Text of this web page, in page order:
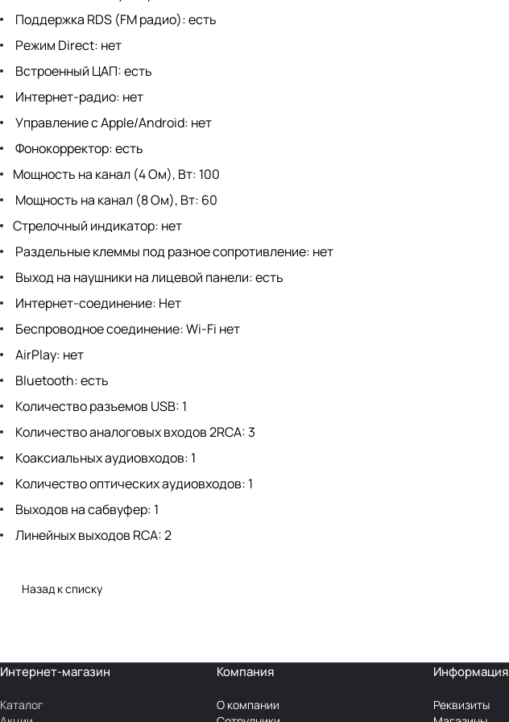
Поддержка RDS (FM радио): есть
Режим Direct: нет
Встроенный ЦАП: есть
Интернет-радио: нет
Управление с Apple/Android: нет
Фонокорректор: есть
Мощность на канал (4 Ом), Вт: 100
Мощность на канал (8 Ом), Вт: 60
Стрелочный индикатор: нет
Раздельные клеммы под разное сопротивление: нет
Выход на наушники на лицевой панели: есть
Интернет-соединение: Нет
Беспроводное соединение: Wi-Fi нет
AirPlay: нет
Bluetooth: есть
Количество разъемов USB: 1
Количество аналоговых входов 2RCA: 3
Коаксиальных аудиовходов: 1
Количество оптических аудиовходов: 1
Выходов на сабвуфер: 1
Линейных выходов RCA: 2
Назад к списку
Интернет-магазин
Каталог
Компания
О компании
Информация
Реквизиты